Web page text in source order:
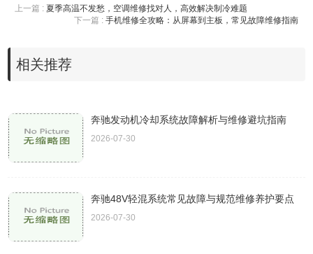
上一篇 :夏季高温不发愁，空调维修找对人，高效解决制冷难题
下一篇 : 手机维修全攻略：从屏幕到主板，常见故障维修指南
相关推荐
奔驰发动机冷却系统故障解析与维修避坑指南
2026-07-30
奔驰48V轻混系统常见故障与规范维修养护要点
2026-07-30